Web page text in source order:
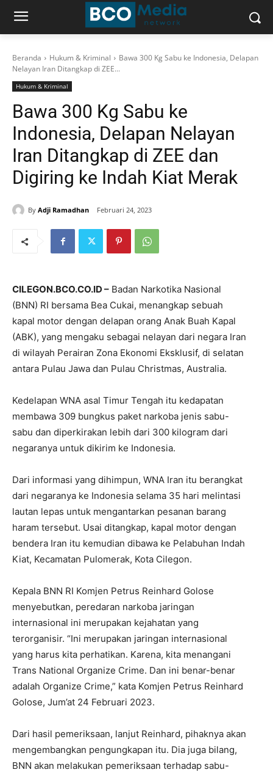
Beranda Hukum & Kriminal
Bawa 300 Kg Sabu ke Indonesia, Delapan
Nelayan Iran Ditangkap di ZEE...
Hukum & Kriminal
Bawa 300 Kg Sabu ke
Indonesia, Delapan Nelayan
Iran Ditangkap di ZEE dan
Digiring ke Indah Kiat Merak
By Adji Ramadhan Februari 24, 2023
CILEGON.BCO.CO.ID – Badan Narkotika Nasional
(BNN) RI bersama Bea Cukai, menangkap sebuah
kapal motor dengan delapan orang Anak Buah Kapal
(ABK), yang mengaku sebagai nelayan dari negara Iran
di wilayah Perairan Zona Ekonomi Eksklusif, di selatan
antara Pulau Jawa dan Pulau Christmas, Australia.
Kedelapan WNA asal Timur Tengah itu kedapatan
membawa 309 bungkus paket narkoba jenis sabu-
sabu dan diperkirakan lebih dari 300 kilogram dari
negaranya untuk dikirim ke Indonesia.
Dari informasi yang dihimpun, WNA Iran itu berangkat
dari negaranya ke Indonesia selama 35 hari melintasi
lautan lepas untuk mengantarkan pesanan barang
haram tersebut. Usai ditangkap, kapal motor dengan
bendera Iran itu kemudian dibawa ke Pelabuhan Indah
Kiat, Kecamatan Pulomerak, Kota Cilegon.
Kepala BNN RI Komjen Petrus Reinhard Golose
menyebutkan, peredaran narkoba jaringan
internasional ini merupakan kejahatan yang
terorganisir. “Ini merupakan jaringan internasional
yang harus kita perhatikan. Karena, kita menangani
Trans National Organize Crime. Dan ini benar-benar
adalah Organize Crime,” kata Komjen Petrus Reinhard
Golose, Jum’at 24 Februari 2023.
Dari hasil pemeriksaan, lanjut Reinhard, pihaknya akan
mengembangkan pengungkapan itu. Dia juga bilang,
BNN akan melakukan pemeriksaan terhadap sabu-